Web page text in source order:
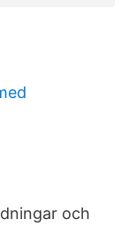
och